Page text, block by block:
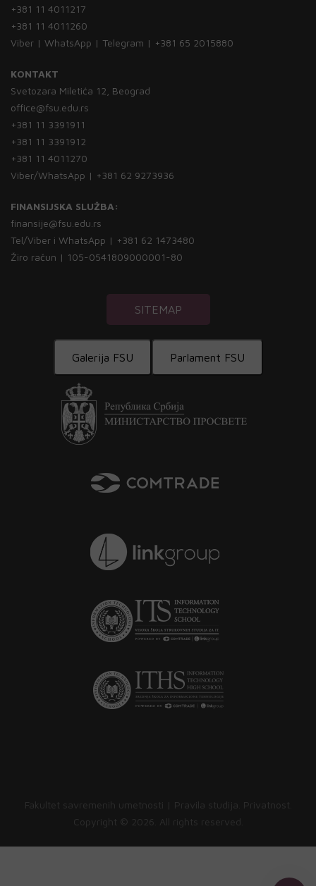
+381 11 4011217
+381 11 4011260
Viber | WhatsApp | Telegram | +381 65 2015880
KONTAKT
Svetozara Miletića 12, Beograd
office@fsu.edu.rs
+381 11 3391911
+381 11 3391912
+381 11 4011270
Viber/WhatsApp | +381 62 9273936
FINANSIJSKA SLUŽBA:
finansije@fsu.edu.rs
Tel/Viber i WhatsApp | +381 62 1473480
Žiro račun | 105-0541809000001-80
SITEMAP
Galerija FSU Parlament FSU
Fakultet savremenih umetnosti | Pravila studija Privatnost
Copyright © 2026. All rights reserved.